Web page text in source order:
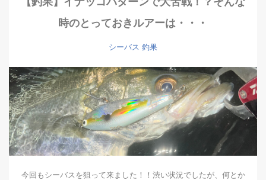
時のとっておきルアーは・・・
シーバス 釣果
今回もシーバスを狙って来ました！！渋い状況でしたが、何とか